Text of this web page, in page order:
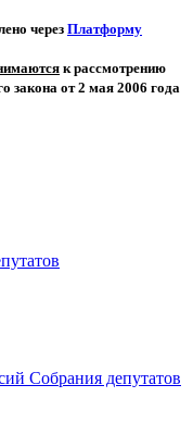
через Платформу
к рассмотрению
закона от 2 мая 2006 года
Собрания депутатов